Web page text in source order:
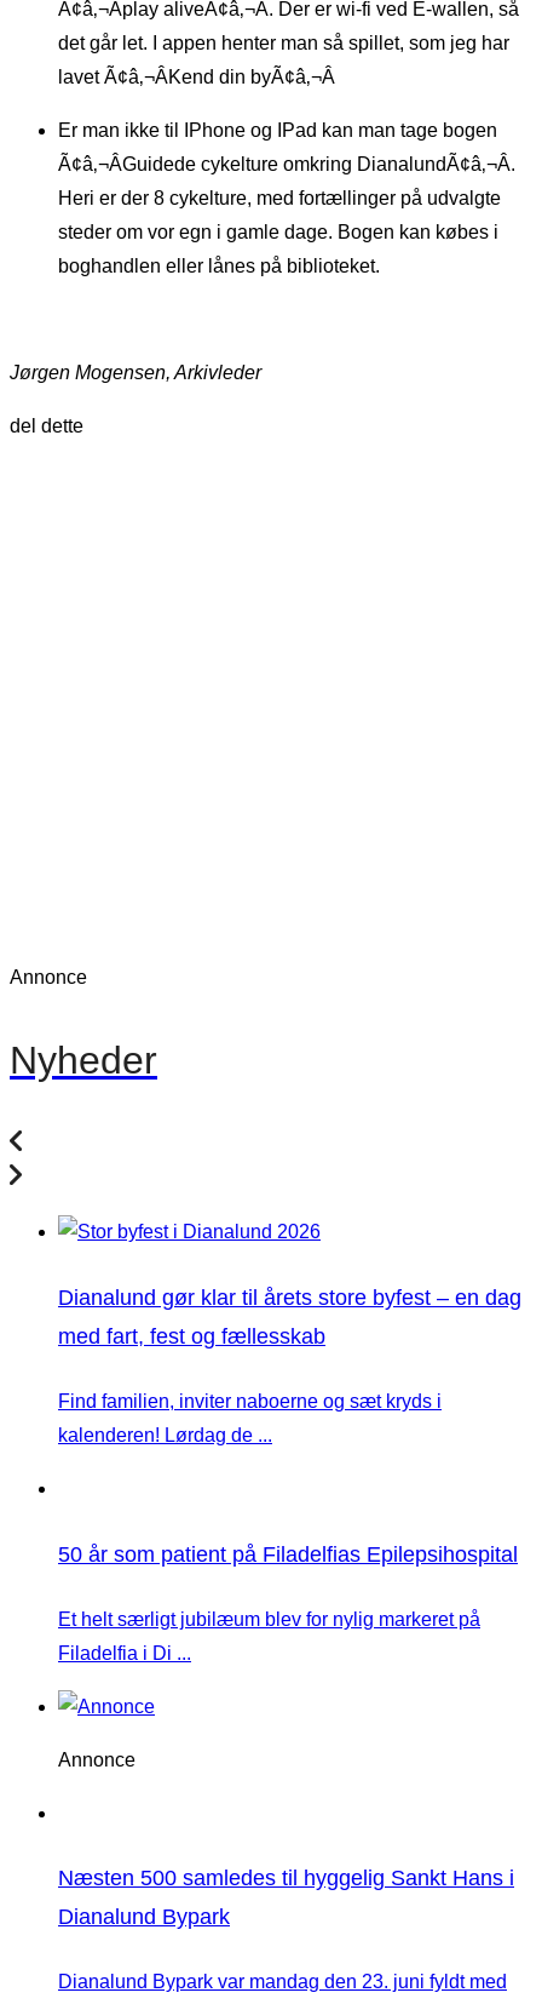
Ã¢â‚¬Âplay aliveÃ¢â‚¬Â. Der er wi-fi ved E-wallen, så
det går let. I appen henter man så spillet, som jeg har
lavet Ã¢â‚¬ÂKend din byÃ¢â‚¬Â
Er man ikke til IPhone og IPad kan man tage bogen
Ã¢â‚¬ÂGuidede cykelture omkring DianalundÃ¢â‚¬Â.
Heri er der 8 cykelture, med fortællinger på udvalgte
steder om vor egn i gamle dage. Bogen kan købes i
boghandlen eller lånes på biblioteket.
Jørgen Mogensen, Arkivleder
del dette
Annonce
Nyheder
Dianalund gør klar til årets store byfest – en dag
med fart, fest og fællesskab
Find familien, inviter naboerne og sæt kryds i
kalenderen! Lørdag de ...
50 år som patient på Filadelfias Epilepsihospital
Et helt særligt jubilæum blev for nylig markeret på
Filadelfia i Di ...
Annonce
Næsten 500 samledes til hyggelig Sankt Hans i
Dianalund Bypark
Dianalund Bypark var mandag den 23. juni fyldt med